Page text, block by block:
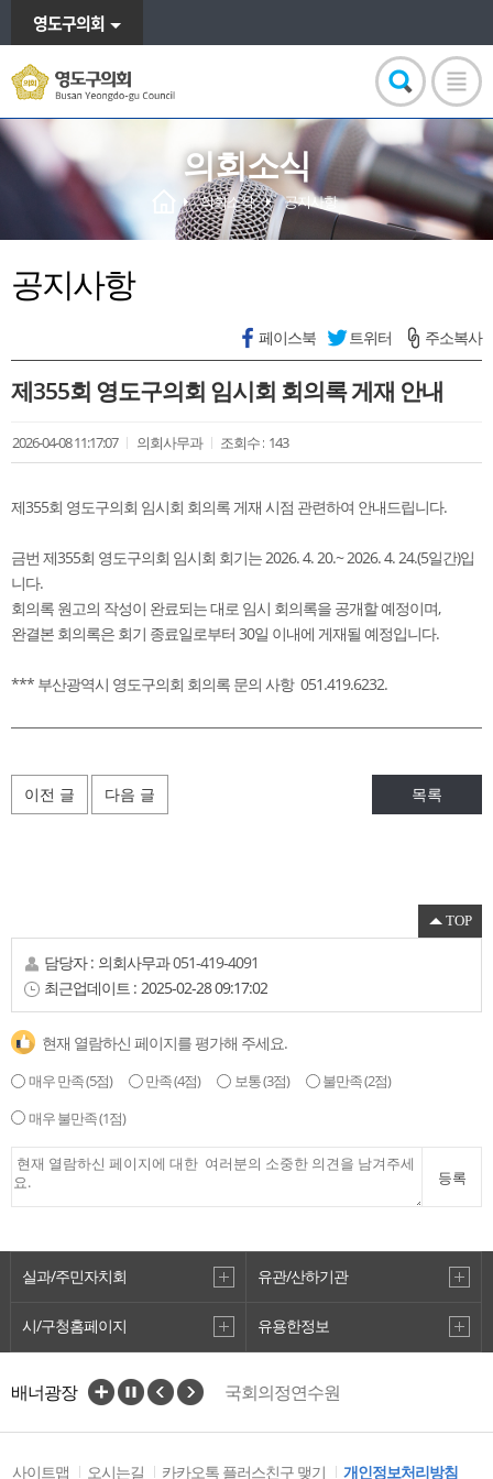
영도구의회
의회소식
의회소식 공지사항
공지사항
페이스북 트위터 주소복사
제355회 영도구의회 임시회 회의록 게재 안내
2026-04-08 11:17:07 의회사무과 조회수 : 143
제355회 영도구의회 임시회 회의록 게재 시점 관련하여 안내드립니다.
금번 제355회 영도구의회 임시회 회기는 2026. 4. 20.~ 2026. 4. 24.(5일간)입
니다.
회의록 원고의 작성이 완료되는 대로 임시 회의록을 공개할 예정이며,
완결본 회의록은 회기 종료일로부터 30일 이내에 게재될 예정입니다.
*** 부산광역시 영도구의회 회의록 문의 사항 051.419.6232.
이전 글 다음 글 목록
TOP
담당자 : 의회사무과051-419-4091
최근업데이트 : 2025-02-28 09:17:02
현재 열람하신 페이지를 평가해 주세요.
매우 만족(5점) 만족(4점) 보통(3점) 불만족(2점)
매우 불만족(1점)
등록
실과/주민자치회 유관/산하기관
시/구청홈페이지 유용한정보
배너광장
국회의정연수원
전국시·도의회의장협의회
사이트맵 오시는길 카카오톡 플러스친구 맺기 개인정보처리방침